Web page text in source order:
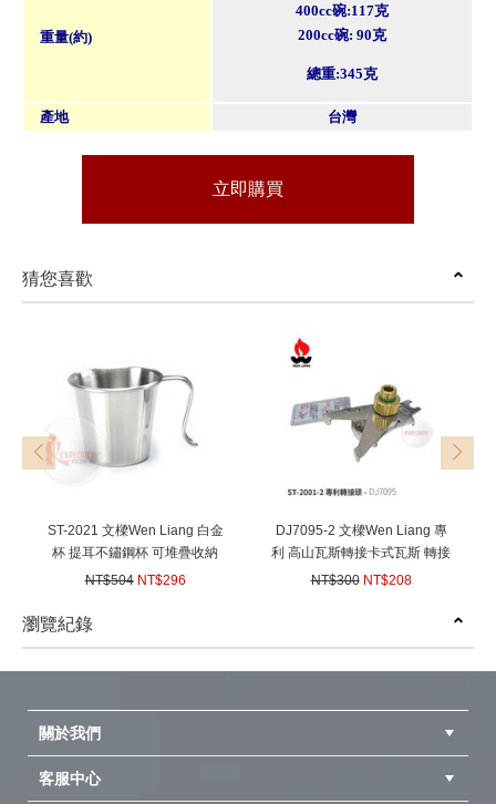
重量(約)
400cc碗:117克
200cc碗: 90克
總重:345克
產地 台灣
立即購買
猜您喜歡
ST-2021 文樑Wen Liang 白金
杯 提耳不鏽鋼杯 可堆疊收納
(台灣製造) 304不鏽鋼
NT$504 NT$296
DJ7095-2 文樑Wen Liang 專
利 高山瓦斯轉接卡式瓦斯 轉接
頭ST-2001-2 (台灣製造)
NT$300 NT$208
prev next
瀏覽紀錄
prev
next
關於我們
客服中心